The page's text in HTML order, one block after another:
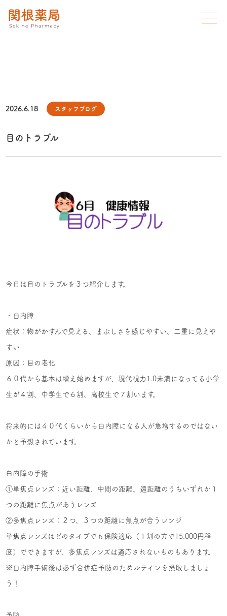
2026.6.18 スタッフブログ
目のトラブル
今日は目のトラブルを３つ紹介します。
・白内障
症状：物がかすんで見える、まぶしさを感じやすい、二重に見えや
すい
原因：目の老化
６０代から基本は増え始めますが、現代視力1.0未満になってる小学
生が４割、中学生で６割、高校生で７割います。
将来的には４０代くらいから白内障になる人が急増するのではない
かと予想されています。
白内障の手術
①単焦点レンズ：近い距離、中間の距離、遠距離のうちいずれか１
つの距離に焦点があうレンズ
②多焦点レンズ：２つ、３つの距離に焦点が合うレンジ
単焦点レンズはどのタイプでも保険適応（１割の方で15,000円程
度）でできますが、多焦点レンズは適応されないものもあります。
※白内障手術後は必ず合併症予防のためルテインを摂取しましょ
う！